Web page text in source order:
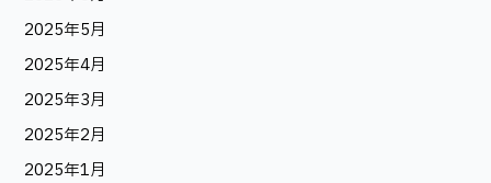
2025年5月
2025年4月
2025年3月
2025年2月
2025年1月